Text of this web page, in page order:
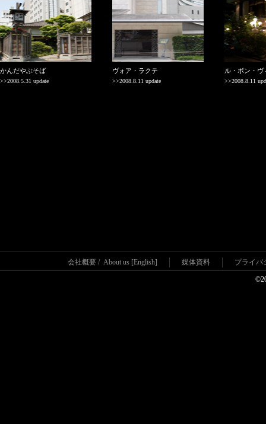
かんだやぶそば
>>2008.5.31 update
ヴォア・ラクテ
>>2008.8.11 update
ル・ボン・ヴ
>>2008.8.11
会社概要 / About us [English] 媒体資料 プライバ